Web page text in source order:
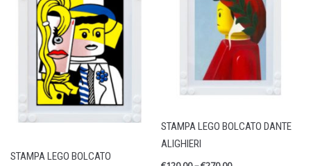
STAMPA LEGO BOLCATO
STAMPA LEGO BOLCATO DANTE
ALIGHIERI